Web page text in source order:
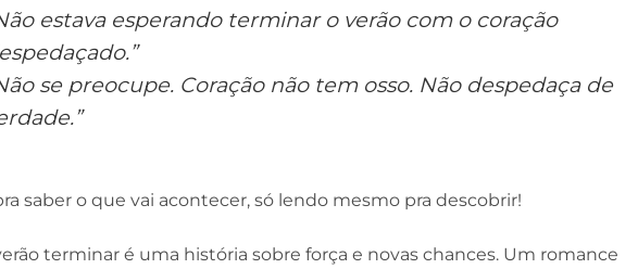
estava esperando terminar o verão com o coração
se preocupe. Coração não tem osso. Não despedaça de
saber o que vai acontecer, só lendo mesmo pra descobrir!
terminar é uma história sobre força e novas chances. Um romance